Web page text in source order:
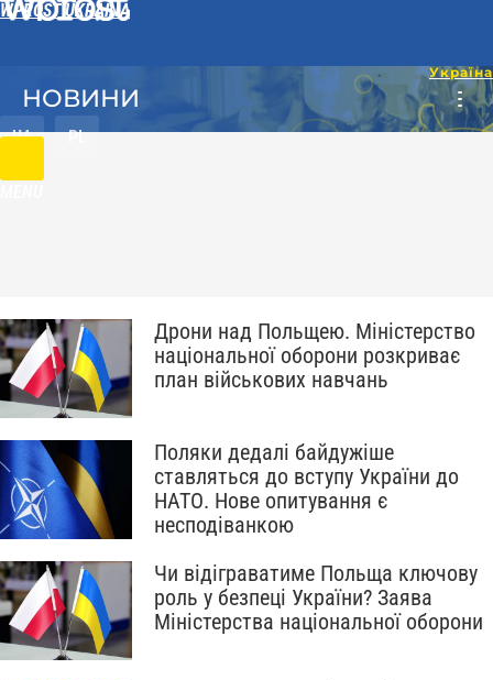
WPROST UKRAINA
UA PL
НОВИНИ
Дрони над Польщею. Міністерство
національної оборони розкриває
план військових навчань
Поляки дедалі байдужіше
ставляться до вступу України до
НАТО. Нове опитування є
несподіванкою
Чи відіграватиме Польща ключову
роль у безпеці України? Заява
Міністерства національної оборони